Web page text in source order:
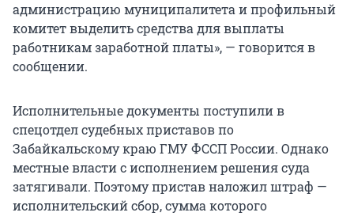
администрацию муниципалитета и профильный
комитет выделить средства для выплаты
работникам заработной платы», — говорится в
сообщении.
Исполнительные документы поступили в
спецотдел судебных приставов по
Забайкальскому краю ГМУ ФССП России. Однако
местные власти с исполнением решения суда
затягивали. Поэтому пристав наложил штраф —
исполнительский сбор, сумма которого